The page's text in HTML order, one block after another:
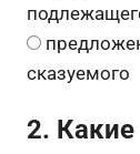
сказуемого
2.